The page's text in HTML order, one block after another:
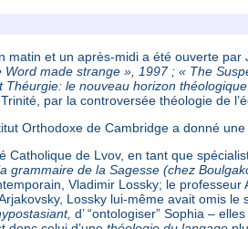
matin et un après-midi a été ouverte
made strange », 1997 ; « The
Théurgie: le nouveau horizon
par la controversée théologie de
Orthodoxe de Cambridge a donné
Catholique de Lvov, en tant que
grammaire de la Sagesse (chez
Vladimir Lossky; le
Lossky lui-même avait omis
d’ “ontologiser” Sophia –